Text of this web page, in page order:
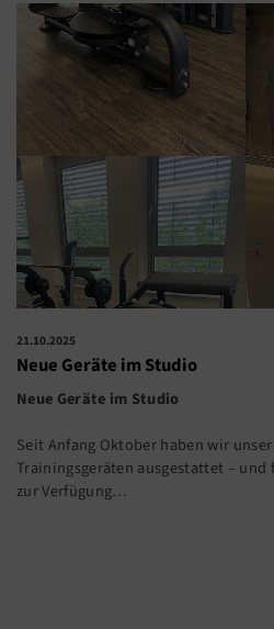
21.10.2025
Neue Geräte im Studio
Neue Geräte im Studio
Seit Anfang Oktober haben wir
Trainingsgeräten ausgestattet –
zur Verfügung…